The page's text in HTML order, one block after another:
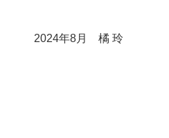
2024年8月 橘 玲